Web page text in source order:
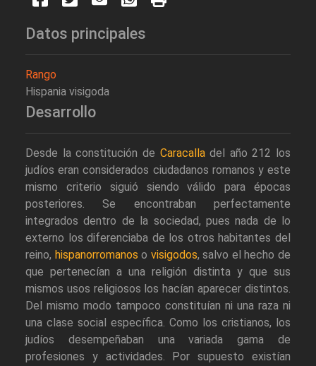
Datos principales
Rango
Hispania visigoda
Desarrollo
Desde la constitución de Caracalladel año 212 los
judíos eran considerados ciudadanos romanos y este
mismo criterio siguió siendo válido para épocas
posteriores. Se encontraban perfectamente
integrados dentro de la sociedad, pues nada de lo
externo los diferenciaba de los otros habitantes del
reino, hispanorromanos o visigodos, salvo el hecho de
que pertenecían a una religión distinta y que sus
mismos usos religiosos los hacían aparecer distintos.
Del mismo modo tampoco constituían ni una raza ni
una clase social específica. Como los cristianos, los
judíos desempeñaban una variada gama de
profesiones y actividades. Por supuesto existían